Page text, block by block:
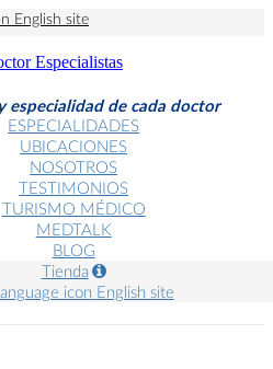
English site
especialidad de cada doctor
ESPECIALIDADES
UBICACIONES
NOSOTROS
TESTIMONIOS
TURISMO MÉDICO
MEDTALK
BLOG
Tienda
English site